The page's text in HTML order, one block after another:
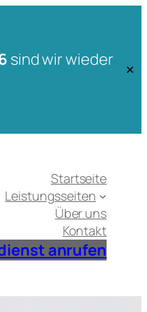
sind wir wieder
✕
Startseite
Leistungsseiten
Über uns
Kontakt
anrufen